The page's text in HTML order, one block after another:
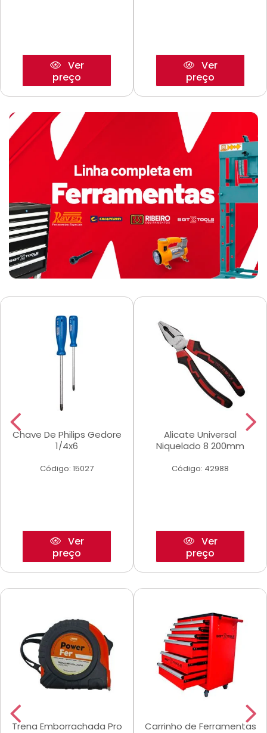
Ver
preço
Ver
preço
Chave De Philips Gedore
1/4x6
Código: 15027
Ver
preço
Alicate Universal
Niquelado 8 200mm
Código: 42988
Ver
preço
Trena Emborrachada Pro
Carrinho de Ferramentas